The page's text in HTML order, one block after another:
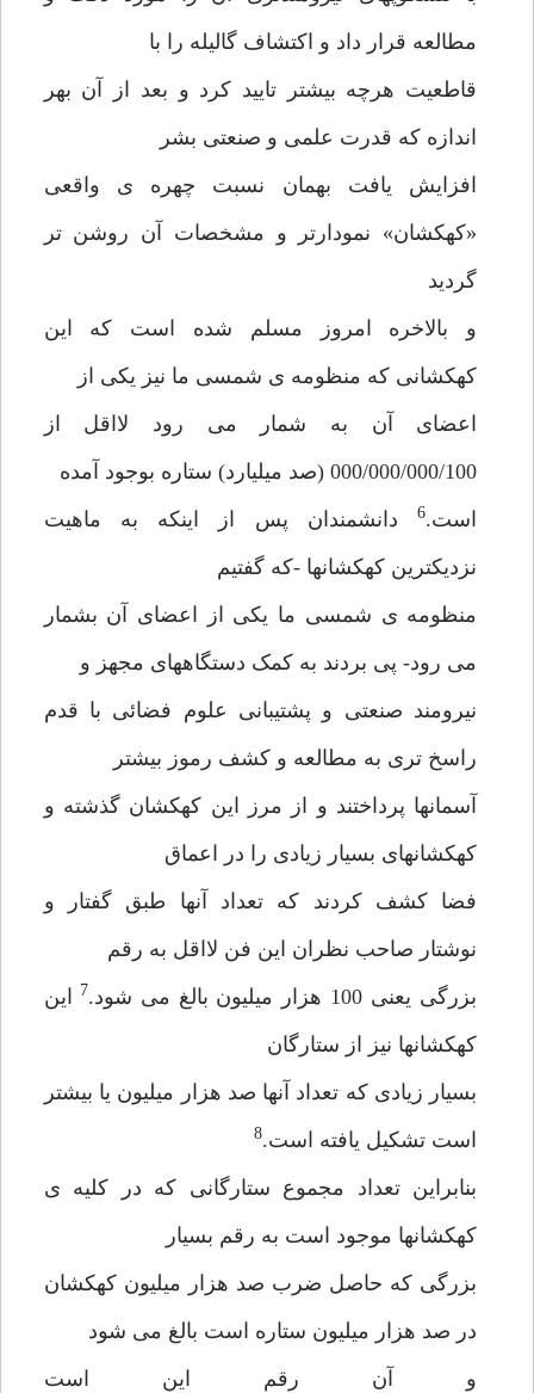
مطالعه قرار داد و اکتشاف گالیله را با
قاطعیت هرچه بیشتر تایید کرد و بعد از آن بهر
اندازه که قدرت علمی و صنعتی بشر
افزایش یافت بهمان نسبت چهره ی واقعی
«کهکشان» نمودارتر و مشخصات آن روشن تر
گردید
و بالاخره امروز مسلم شده است که این
کهکشانی که منظومه ی شمسی ما نیز یکی از
اعضای آن به شمار می رود لااقل از
000/000/000/100 (صد میلیارد) ستاره بوجود آمده
است.6دانشمندان پس از اینکه به ماهیت
نزدیکترین کهکشانها -که گفتیم
منظومه ی شمسی ما یکی از اعضای آن بشمار
می رود- پی بردند به کمک دستگاههای مجهز و
نیرومند صنعتی و پشتیبانی علوم فضائی با قدم
راسخ تری به مطالعه و کشف رموز بیشتر
آسمانها پرداختند و از مرز این کهکشان گذشته و
کهکشانهای بسیار زیادی را در اعماق
فضا کشف کردند که تعداد آنها طبق گفتار و
نوشتار صاحب نظران این فن لااقل به رقم
بزرگی یعنی 100 هزار میلیون بالغ می شود.
7
این
کهکشانها نیز از ستارگان
بسیار زیادی که تعداد آنها صد هزار میلیون یا بیشتر
است تشکیل یافته است.8
بنابراین تعداد مجموع ستارگانی که در کلیه ی
کهکشانها موجود است به رقم بسیار
بزرگی که حاصل ضرب صد هزار میلیون کهکشان
در صد هزار میلیون ستاره است بالغ می شود
و آن رقم این است